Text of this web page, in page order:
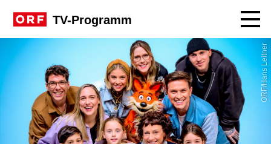
TV-Programm
ORF/Hans Leitner